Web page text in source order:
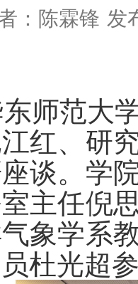
：陈霖锋 发
师范大
红、研
谈。学
主任倪
象学系
杜光超